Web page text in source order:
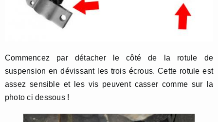
Commencez par détacher le côté de la rotule de
suspension en dévissant les trois écrous. Cette rotule est
assez sensible et les vis peuvent casser comme sur la
photo ci dessous !